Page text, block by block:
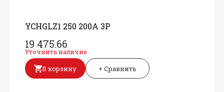
YCHGLZ1 250 200A 3P
19 475.66
Уточнить наличие
В корзину + Сравнить